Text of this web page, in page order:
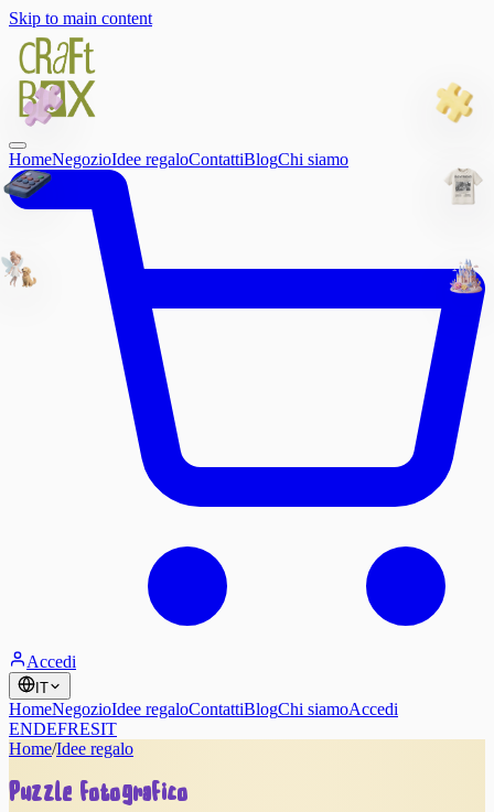
Skip to main content
HomeNegozioIdee regaloContattiBlogChi siamo
Accedi
IT
HomeNegozioIdee regaloContattiBlogChi siamoAccedi
ENDEFRESIT
Home/Idee regalo
Puzzle fotografico